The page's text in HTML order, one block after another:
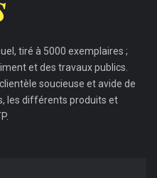
tiré à 5000 exemplaires ;
et des travaux publics.
soucieuse et avide de
les différents produits et